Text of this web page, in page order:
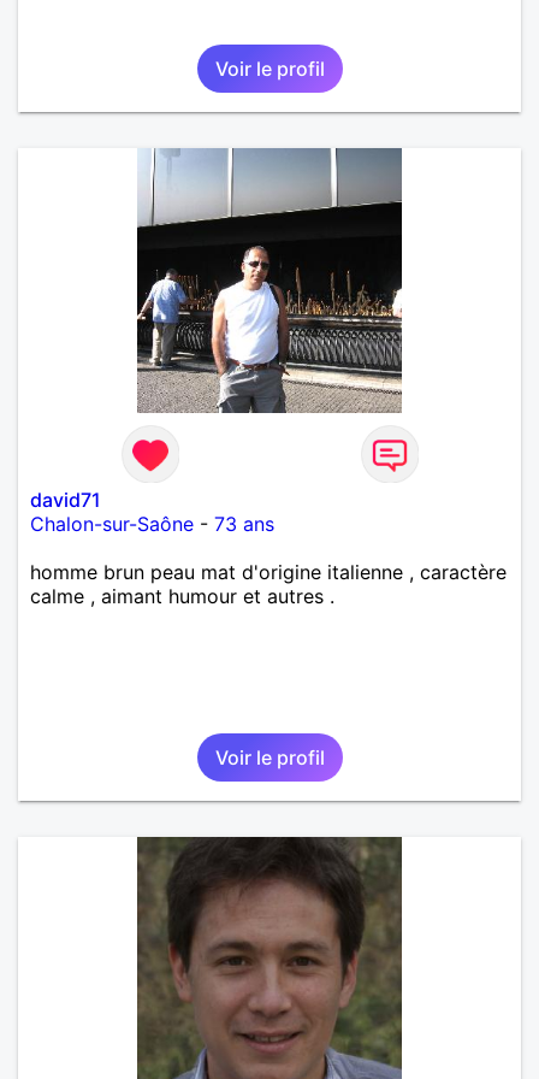
Voir le profil
david71
Chalon-sur-Saône - 73 ans
homme brun peau mat d'origine italienne , caractère
calme , aimant humour et autres .
Voir le profil